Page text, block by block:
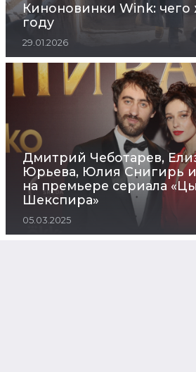
Киноновинки Wink: чего
году
29.01.2026
Дмитрий Чеботарев,
Юрьева, Юлия Снигирь и
на премьере сериала
Шекспира»
05.03.2025